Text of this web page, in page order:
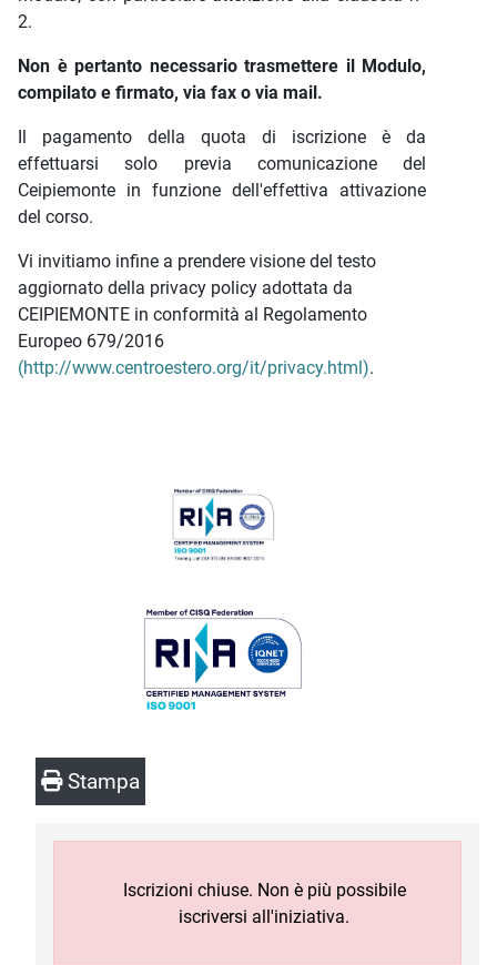
2.
Non è pertanto necessario trasmettere il Modulo,
compilato e firmato, via fax o via mail.
Il pagamento della quota di iscrizione è da
effettuarsi solo previa comunicazione del
Ceipiemonte in funzione dell'effettiva attivazione
del corso.
Vi invitiamo infine a prendere visione del testo
aggiornato della privacy policy adottata da
CEIPIEMONTE in conformità al Regolamento
Europeo 679/2016
(http://www.centroestero.org/it/privacy.html).
Stampa
Iscrizioni chiuse. Non è più possibile
iscriversi all'iniziativa.